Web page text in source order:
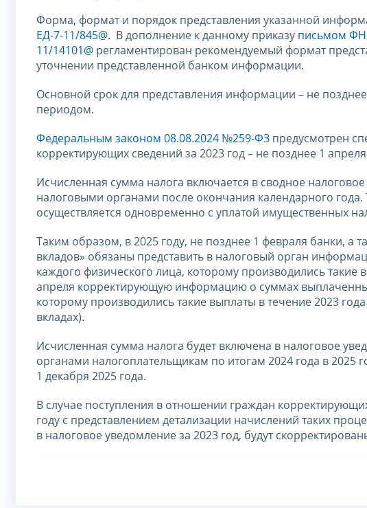
Форма, формат и порядок представления указанной
ЕД-7-11/845@. В дополнение к данному приказу письмом
11/14101@ регламентирован рекомендуемый формат
уточнении представленной банком информации.
Основной срок для представления информации – не
периодом.
Федеральным законом 08.08.2024 №259-ФЗ предусмотрен
корректирующих сведений за 2023 год – не позднее 1
Исчисленная сумма налога включается в сводное
налоговыми органами после окончания календарного
осуществляется одновременно с уплатой имущественных
Таким образом, в 2025 году, не позднее 1 февраля банки, а
вкладов» обязаны представить в налоговый орган
каждого физического лица, которому производились такие
апреля корректирующую информацию о суммах
которому производились такие выплаты в течение 2023
вкладах).
Исчисленная сумма налога будет включена в налоговое
органами налогоплательщикам по итогам 2024 года в 2025
1 декабря 2025 года.
В случае поступления в отношении граждан
году с представлением детализации начислений таких
в налоговое уведомление за 2023 год, будут